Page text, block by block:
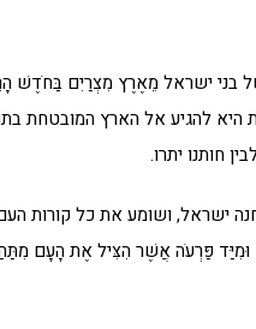
ישראל מֵאֶרֶץ מִצְרַיִם בַּחֹדֶשׁ
להגיע אל הארץ המובטחת
חותנו יתרו.
ישראל, ושומע את כל קורות העם
פַּרְעֹה אֲשֶׁר הִצִּיל אֶת הָעָם